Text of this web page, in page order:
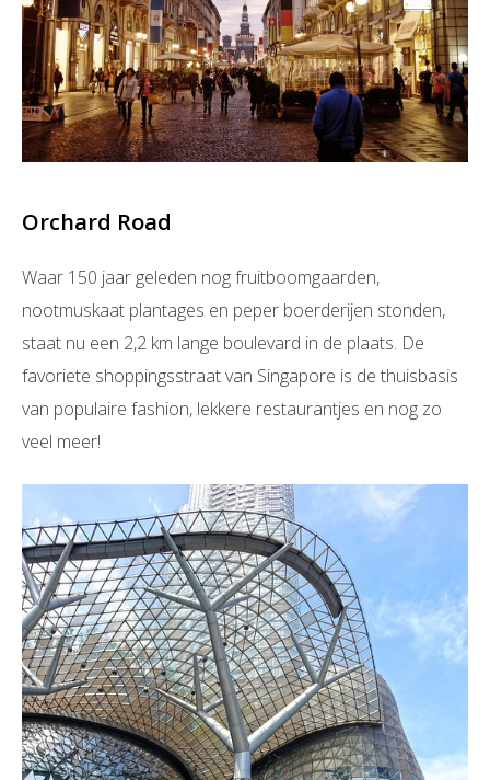
Orchard Road
Waar 150 jaar geleden nog fruitboomgaarden,
nootmuskaat plantages en peper boerderijen stonden,
staat nu een 2,2 km lange boulevard in de plaats. De
favoriete shoppingsstraat van Singapore is de thuisbasis
van populaire fashion, lekkere restaurantjes en nog zo
veel meer!